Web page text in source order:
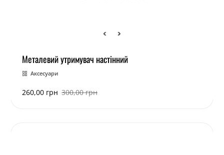
Металевий утримувач настінний
Аксесуари
300,00грн
Оригінальна
260,00 грн
Поточна